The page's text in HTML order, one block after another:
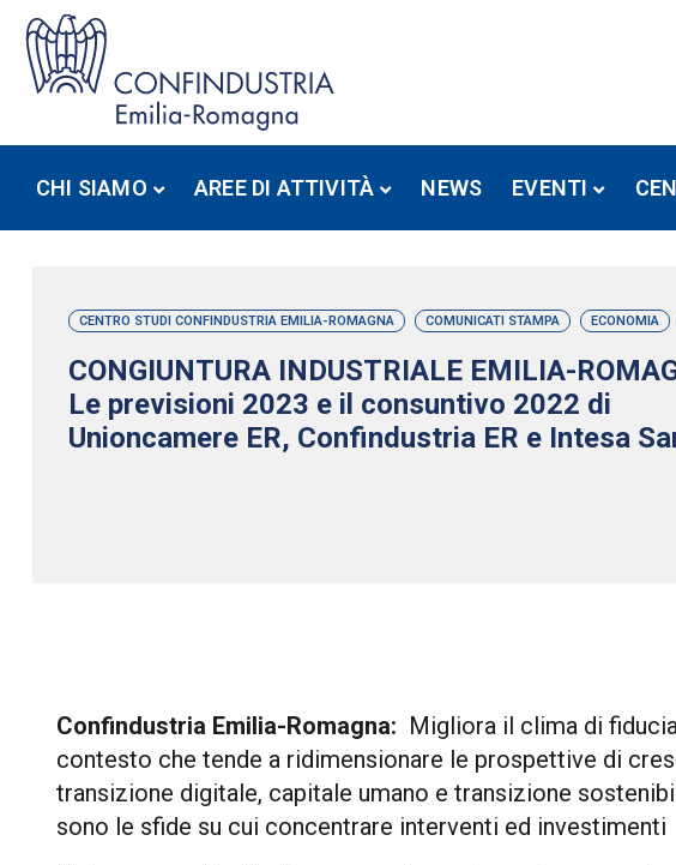
CHI SIAMO AREE DI ATTIVITÀ NEWS EVENTI
CENTRO STUDI CONFINDUSTRIA EMILIA-ROMAGNA COMUNICATI STAMPA ECONOMIA
CONGIUNTURA INDUSTRIALE EMILIA-
Le previsioni 2023 e il consuntivo 2022 di
Unioncamere ER, Confindustria ER e Intesa
Confindustria Emilia-Romagna: Migliora il clima di
contesto che tende a ridimensionare le prospettive di
transizione digitale, capitale umano e transizione
sono le sfide su cui concentrare interventi ed investimenti